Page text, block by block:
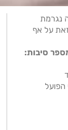
נגרמת
על אף
סיבות:
הפועל